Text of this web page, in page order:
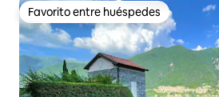
Favorito entre huéspedes
Favorito entre huéspedes